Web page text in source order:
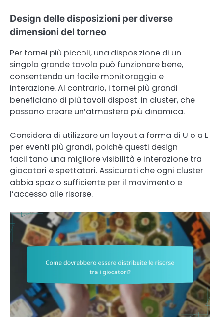
Design delle disposizioni per diverse
dimensioni del torneo
Per tornei più piccoli, una disposizione di un
singolo grande tavolo può funzionare bene,
consentendo un facile monitoraggio e
interazione. Al contrario, i tornei più grandi
beneficiano di più tavoli disposti in cluster, che
possono creare un’atmosfera più dinamica.
Considera di utilizzare un layout a forma di U o a L
per eventi più grandi, poiché questi design
facilitano una migliore visibilità e interazione tra
giocatori e spettatori. Assicurati che ogni cluster
abbia spazio sufficiente per il movimento e
l’accesso alle risorse.